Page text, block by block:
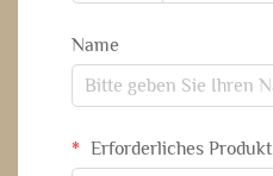
Name
Erforderliches Produkt